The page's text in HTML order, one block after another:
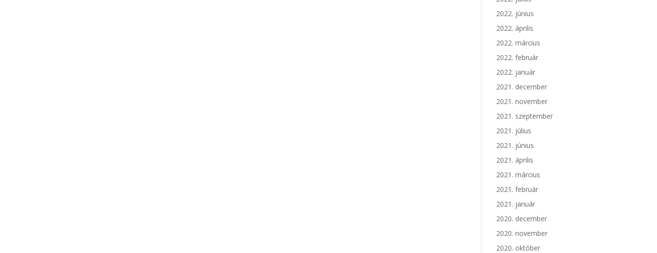
2022. június
2022. április
2022. március
2022. február
2022. január
2021. december
2021. november
2021. szeptember
2021. július
2021. június
2021. április
2021. március
2021. február
2021. január
2020. december
2020. november
2020. október